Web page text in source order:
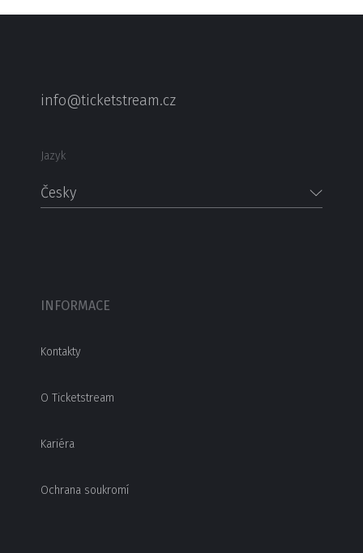
info@ticketstream.cz
Jazyk
Česky
INFORMACE
Kontakty
O Ticketstream
Kariéra
Ochrana soukromí